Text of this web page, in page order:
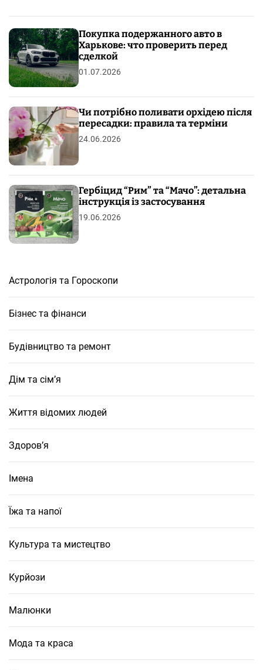
Покупка подержанного авто в
Харькове: что проверить перед
сделкой
01.07.2026
Чи потрібно поливати орхідею після
пересадки: правила та терміни
24.06.2026
Гербіцид “Рим” та “Мачо”: детальна
інструкція із застосування
19.06.2026
Астрологія та Гороскопи
Бізнес та фінанси
Будівництво та ремонт
Дім та сім’я
Життя відомих людей
Здоров’я
Імена
Їжа та напої
Культура та мистецтво
Курйози
Малюнки
Мода та краса